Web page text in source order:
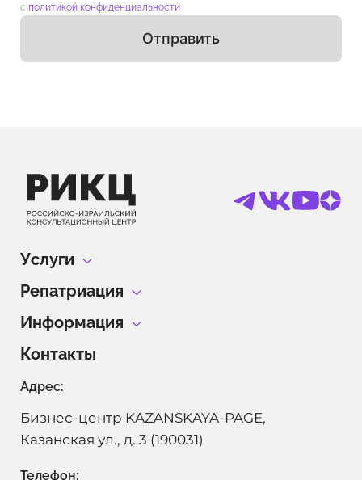
Отправить
с политикой конфиденциальности
Услуги
Гражданство Израиля без проживания в Израиле
Израильское гражданство
Репатриация в Израиль
Гражданство Израиля по ДНК тесту
Репатриация
Репатриация с детьми
Отдел репатриации
Алия в Израиле
Поиск еврейских корней
Информация
Блог
Теудат Зеут
Даркон
Контакты
Адрес:
Бизнес-центр KAZANSKAYA-PAGE,
Казанская ул., д. 3 (190031)
Телефон: